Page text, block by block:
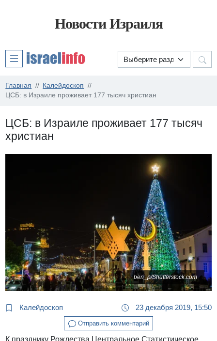
Новости Израиля
Главная
Калейдоскоп
ЦСБ: в Израиле проживает 177 тысяч христиан
ЦСБ: в Израиле проживает 177 тысяч
христиан
ben_p/Shutterstock.com
Калейдоскоп 23 декабря 2019, 15:50
Отправить комментарий